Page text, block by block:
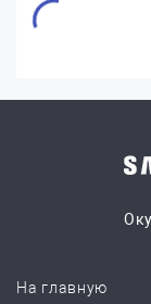
На главную